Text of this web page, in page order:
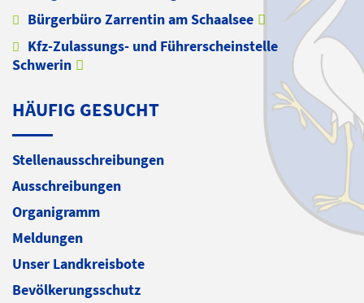
Bürgerbüro Zarrentin am Schaalsee
Kfz-Zulassungs- und Führerscheinstelle
Schwerin
HÄUFIG GESUCHT
Stellenausschreibungen
Ausschreibungen
Organigramm
Meldungen
Unser Landkreisbote
Bevölkerungsschutz